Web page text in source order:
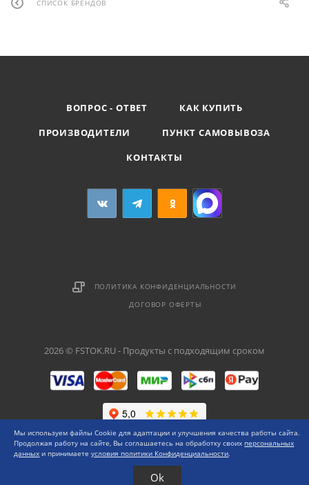
СПИСОК БРЕНДОВ
ВОПРОС - ОТВЕТ
КАК КУПИТЬ
ПРОИЗВОДИТЕЛИ
ПУНКТ САМОВЫВОЗА
КОНТАКТЫ
ПОЛИТИКА КОНФИДЕНЦИАЛЬНОСТИ
ДОГОВОР ОФЕРТЫ
2026 © FSTOK.RU - Продукты с подходящим сроком
Мы используем файлы Cookie для адаптации и улучшения качества работы сайта.
Продолжая работу на сайте, Вы соглашаетесь на обработку своихперсональных
данных и принимаетеусловия политики Конфиденциальности.
Ok